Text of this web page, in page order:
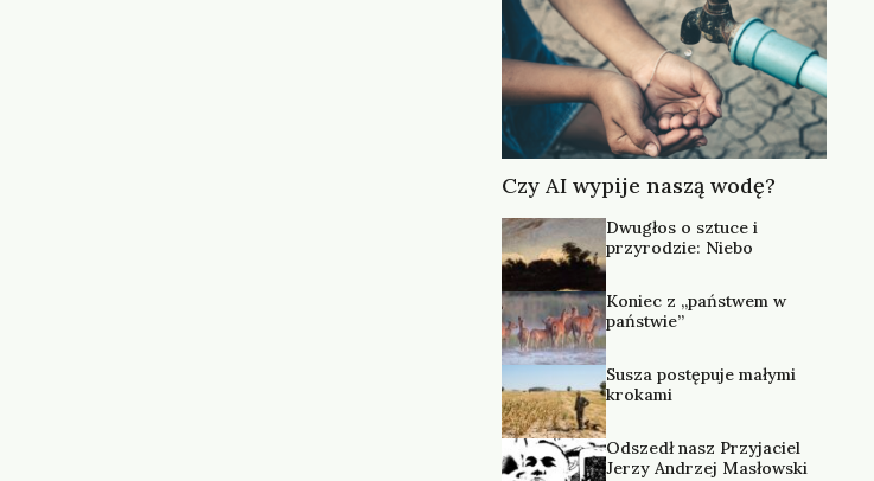
Czy AI wypije naszą wodę?
Dwugłos o sztuce i
przyrodzie: Niebo
Koniec z „państwem w
państwie”
Susza postępuje małymi
krokami
Odszedł nasz Przyjaciel
Jerzy Andrzej Masłowski